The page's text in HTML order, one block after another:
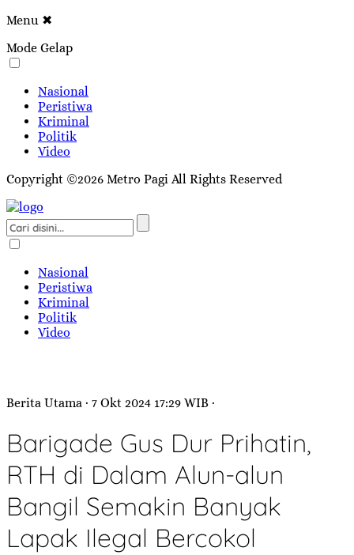
Menu ✖
Mode Gelap
Nasional
Peristiwa
Kriminal
Politik
Video
Copyright ©2026 Metro Pagi All Rights Reserved
Nasional
Peristiwa
Kriminal
Politik
Video
Berita Utama · 7 Okt 2024 17:29 WIB ·
Barigade Gus Dur Prihatin,
RTH di Dalam Alun-alun
Bangil Semakin Banyak
Lapak Ilegal Bercokol